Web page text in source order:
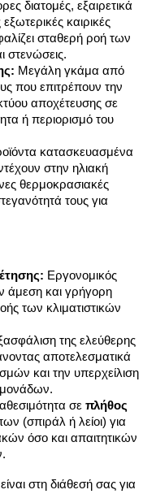
διατομές, εξαιρετικά
καιρικές
σταθερή ροή των
στενώσεις.
Μεγάλη γκάμα από
που επιτρέπουν την
αποχέτευσης σε
ή περιορισμό του
κατασκευασμένα
στην ηλιακή
θερμοκρασιακές
τους για
Εργονομικός
άμεση και γρήγορη
των κλιματιστικών
της ελεύθερης
αποτελεσματικά
και την υπερχείλιση
σε πλήθος
(σπιράλ ή λείοι) για
όσο και απαιτητικών
στη διάθεσή σας για